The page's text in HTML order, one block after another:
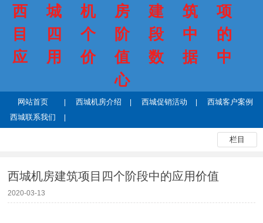
西城机房建筑项
目四个阶段中的
应用价值数据中
心
网站首页 西城机房介绍 西城促销活动
西城客户案例
西城联系我们
栏目
西城机房建筑项目四个阶段中的应用价值
2020-03-13